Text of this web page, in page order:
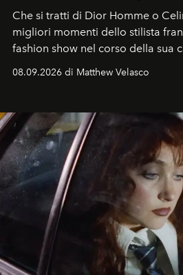
Che si tratti di Dior Homme o
migliori momenti dello stilista
fashion show nel corso della sua
08.09.2026 di Matthew Velasco